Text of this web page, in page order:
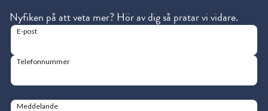
Nyfiken på att veta mer? Hör av dig så pratar vi vidare.
E-post
Telefonnummer
Meddelande